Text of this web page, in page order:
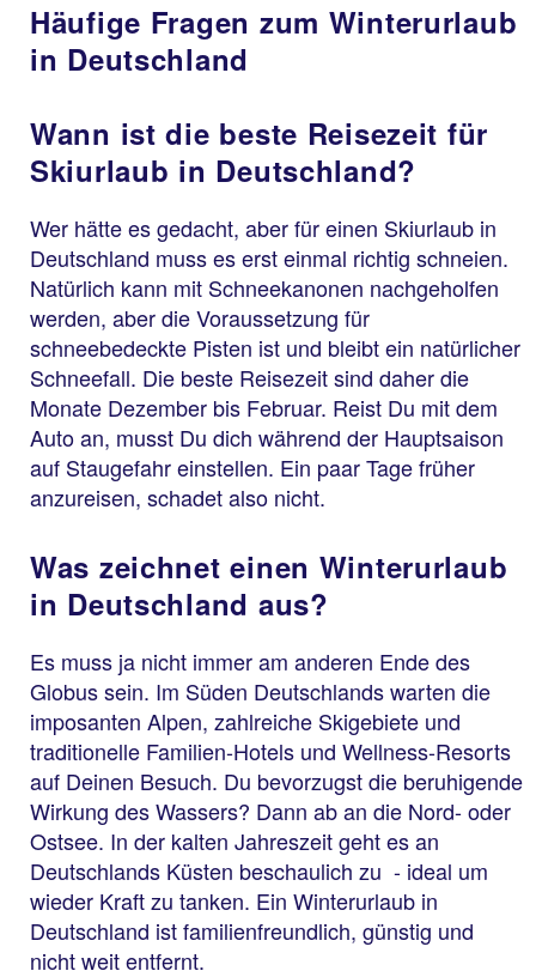
Häufige Fragen zum Winterurlaub
in Deutschland
Wann ist die beste Reisezeit für
Skiurlaub in Deutschland?
Wer hätte es gedacht, aber für einen Skiurlaub in
Deutschland muss es erst einmal richtig schneien.
Natürlich kann mit Schneekanonen nachgeholfen
werden, aber die Voraussetzung für
schneebedeckte Pisten ist und bleibt ein natürlicher
Schneefall. Die beste Reisezeit sind daher die
Monate Dezember bis Februar. Reist Du mit dem
Auto an, musst Du dich während der Hauptsaison
auf Staugefahr einstellen. Ein paar Tage früher
anzureisen, schadet also nicht.
Was zeichnet einen Winterurlaub
in Deutschland aus?
Es muss ja nicht immer am anderen Ende des
Globus sein. Im Süden Deutschlands warten die
imposanten Alpen, zahlreiche Skigebiete und
traditionelle Familien-Hotels und Wellness-Resorts
auf Deinen Besuch. Du bevorzugst die beruhigende
Wirkung des Wassers? Dann ab an die Nord- oder
Ostsee. In der kalten Jahreszeit geht es an
Deutschlands Küsten beschaulich zu - ideal um
wieder Kraft zu tanken. Ein Winterurlaub in
Deutschland ist familienfreundlich, günstig und
nicht weit entfernt.